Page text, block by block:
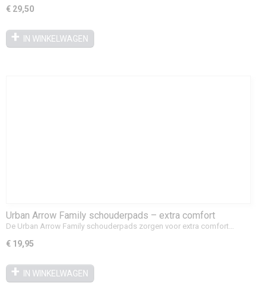
€ 29,50
IN WINKELWAGEN
Urban Arrow Family schouderpads – extra comfort
De Urban Arrow Family schouderpads zorgen voor extra comfort…
€ 19,95
IN WINKELWAGEN